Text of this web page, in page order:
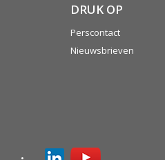
DRUK OP
Perscontact
Nieuwsbrieven